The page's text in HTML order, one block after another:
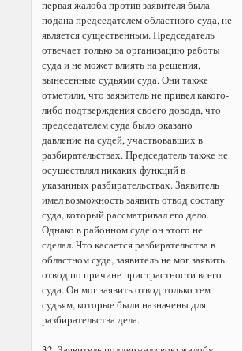
первая жалоба против заявителя была
подана председателем областного суда, не
является существенным. Председатель
отвечает только за организацию работы
суда и не может влиять на решения,
вынесенные судьями суда. Они также
отметили, что заявитель не привел какого-
либо подтверждения своего довода, что
председателем суда было оказано
давление на судей, участвовавших в
разбирательствах. Председатель также не
осуществлял никаких функций в
указанных разбирательствах. Заявитель
имел возможность заявить отвод составу
суда, который рассматривал его дело.
Однако в районном суде он этого не
сделал. Что касается разбирательства в
областном суде, заявитель не мог заявить
отвод по причине пристрастности всего
суда. Он мог заявить отвод только тем
судьям, которые были назначены для
разбирательства дела.